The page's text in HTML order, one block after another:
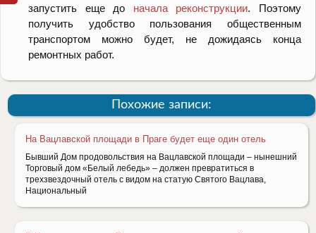
запустить еще до начала реконструкции. Поэтому
получить удобство пользования общественным
транспортом можно будет, не дожидаясь конца
ремонтных работ.
Похожие записи:
Нa Вацлавской площади в Праге будет еще один отель
Бывший Дом продовольствия на Вацлавской площади – нынешний
Торговый дом «Белый лебедь» – должен превратиться в
трехзвездочный отель с видом на статую Святого Вацлава,
Национальный